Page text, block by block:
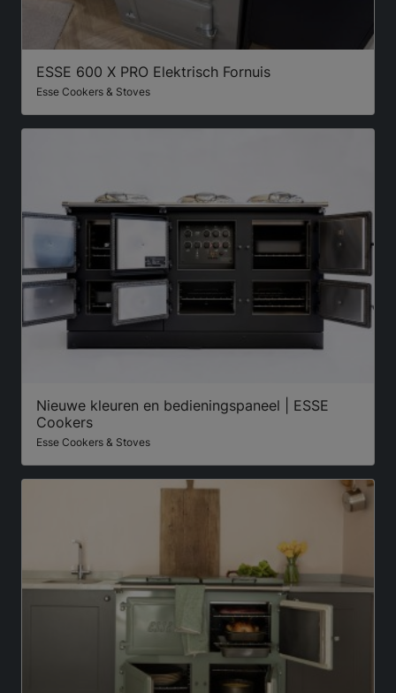
ESSE 600 X PRO Elektrisch Fornuis
Esse Cookers & Stoves
Nieuwe kleuren en bedieningspaneel | ESSE
Cookers
Esse Cookers & Stoves